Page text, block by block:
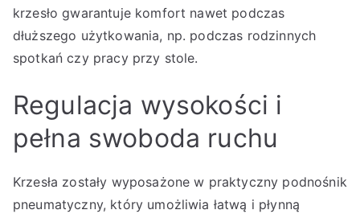
krzesło gwarantuje komfort nawet podczas
dłuższego użytkowania, np. podczas rodzinnych
spotkań czy pracy przy stole.
Regulacja wysokości i
pełna swoboda ruchu
Krzesła zostały wyposażone w praktyczny podnośnik
pneumatyczny, który umożliwia łatwą i płynną